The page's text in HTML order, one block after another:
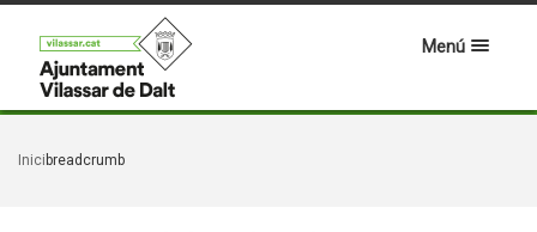
Menú
Inici breadcrumb